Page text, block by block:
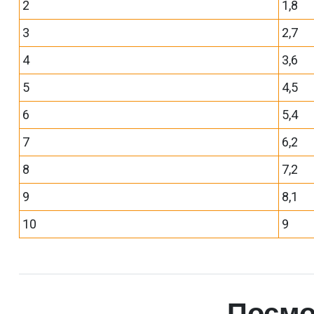
2
1,8
3
2,7
4
3,6
5
4,5
6
5,4
7
6,2
8
7,2
9
8,1
10
9